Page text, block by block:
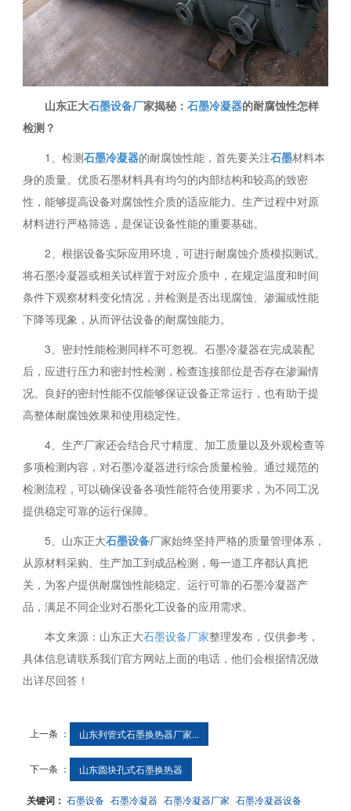
山东正大石墨设备厂家揭秘：石墨冷凝器的耐腐蚀性怎样
检测？
1、检测石墨冷凝器的耐腐蚀性能，首先要关注石墨材料本
身的质量。优质石墨材料具有均匀的内部结构和较高的致密
性，能够提高设备对腐蚀性介质的适应能力。生产过程中对原
材料进行严格筛选，是保证设备性能的重要基础。
2、根据设备实际应用环境，可进行耐腐蚀介质模拟测试。
将石墨冷凝器或相关试样置于对应介质中，在规定温度和时间
条件下观察材料变化情况，并检测是否出现腐蚀、渗漏或性能
下降等现象，从而评估设备的耐腐蚀能力。
3、密封性能检测同样不可忽视。石墨冷凝器在完成装配
后，应进行压力和密封性检测，检查连接部位是否存在渗漏情
况。良好的密封性能不仅能够保证设备正常运行，也有助于提
高整体耐腐蚀效果和使用稳定性。
4、生产厂家还会结合尺寸精度、加工质量以及外观检查等
多项检测内容，对石墨冷凝器进行综合质量检验。通过规范的
检测流程，可以确保设备各项性能符合使用要求，为不同工况
提供稳定可靠的运行保障。
5、山东正大石墨设备厂家始终坚持严格的质量管理体系，
从原材料采购、生产加工到成品检测，每一道工序都认真把
关，为客户提供耐腐蚀性能稳定、运行可靠的石墨冷凝器产
品，满足不同企业对石墨化工设备的应用需求。
本文来源：山东正大石墨设备厂家整理发布，仅供参考，
具体信息请联系我们官方网站上面的电话，他们会根据情况做
出详尽回答！
上一条 ： 山东列管式石墨换热器厂家...
下一条 ： 山东圆块孔式石墨换热器
关键词：石墨设备 石墨冷凝器 石墨冷凝器厂家 石墨冷凝器设备